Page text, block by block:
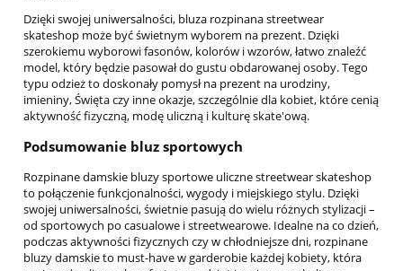
Dzięki swojej uniwersalności, bluza rozpinana streetwear
skateshop może być świetnym wyborem na prezent. Dzięki
szerokiemu wyborowi fasonów, kolorów i wzorów, łatwo znaleźć
model, który będzie pasował do gustu obdarowanej osoby. Tego
typu odzież to doskonały pomysł na prezent na urodziny,
imieniny, Święta czy inne okazje, szczególnie dla kobiet, które cenią
aktywność fizyczną, modę uliczną i kulturę skate'ową.
Podsumowanie bluz sportowych
Rozpinane damskie bluzy sportowe uliczne streetwear skateshop
to połączenie funkcjonalności, wygody i miejskiego stylu. Dzięki
swojej uniwersalności, świetnie pasują do wielu różnych stylizacji –
od sportowych po casualowe i streetwearowe. Idealne na co dzień,
podczas aktywności fizycznych czy w chłodniejsze dni, rozpinane
bluzy damskie to must-have w garderobie każdej kobiety, która